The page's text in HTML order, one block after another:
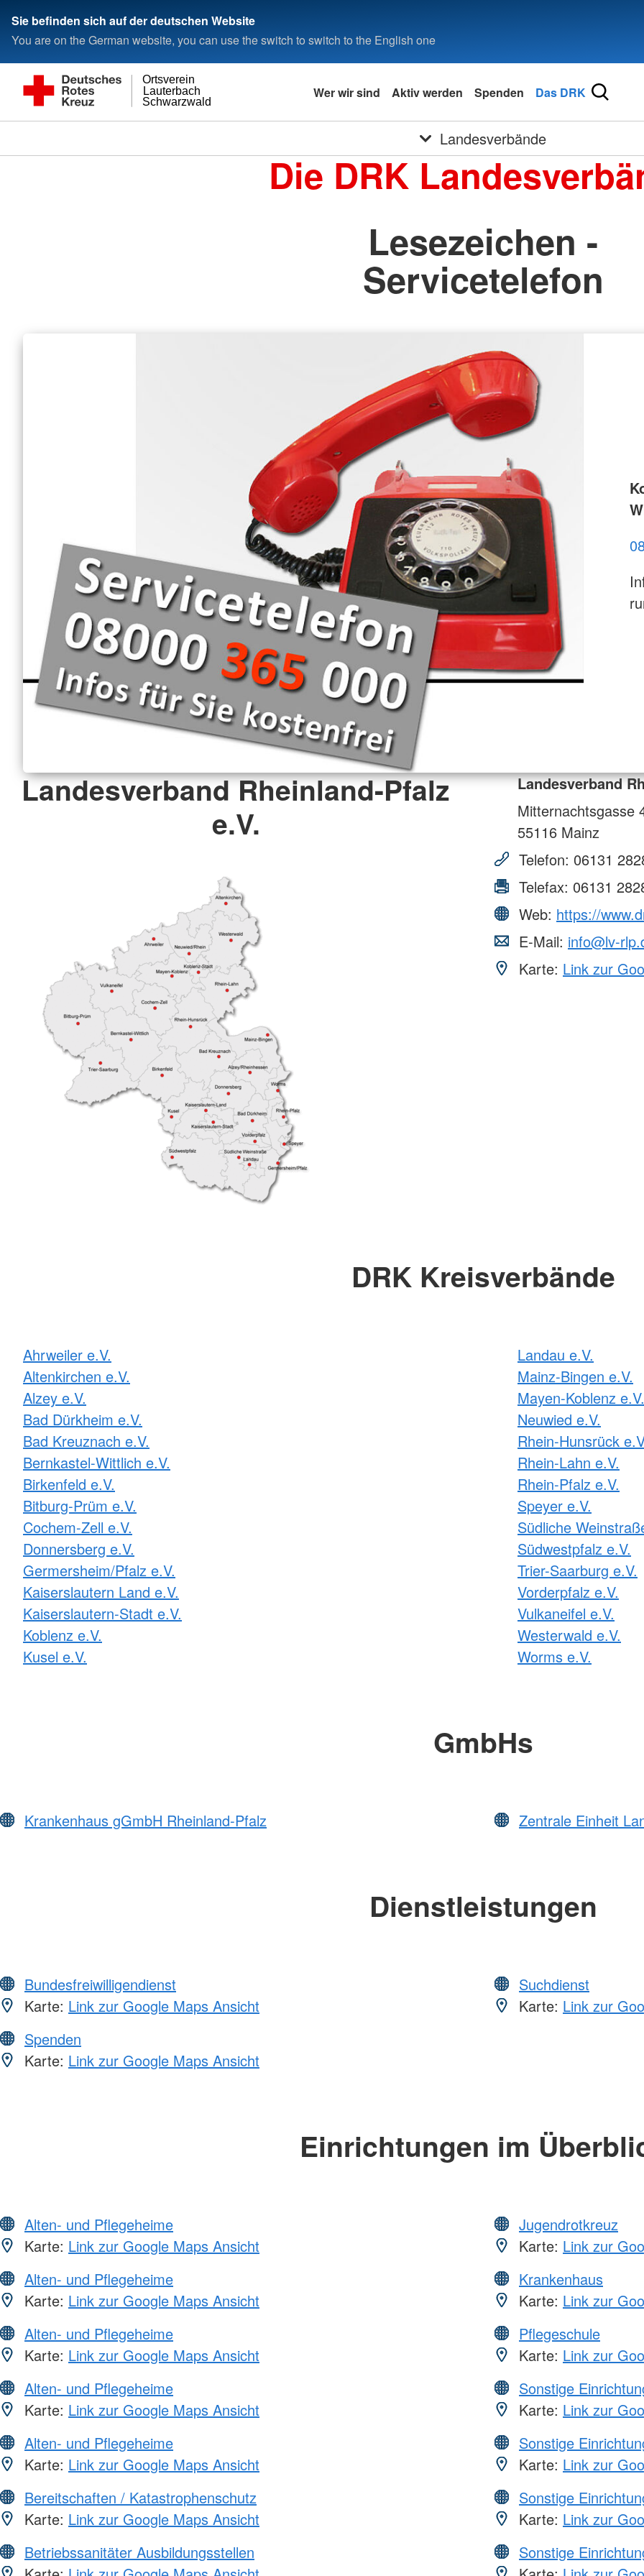
Sie befinden sich auf der deutschen Website
You are on the German website, you can use the switch to switch to the English one
Schwarzwald
Lauterbach
Ortsverein
Wer wir sind Aktiv werden Spenden Das DRK
Landesverbände
Die DRK
Lesezeichen -
Servicetelefon
Landesverband Rheinland-Pfalz
e.V.
Landesverband
Mitternachtsgasse
55116 Mainz
Telefon: 06131
Telefax: 06131
Web: https://
E-Mail: info@lv-
Karte: Link zur
DRK Kreisverbände
Ahrweiler e.V.
Altenkirchen e.V.
Alzey e.V.
Bad Dürkheim e.V.
Bad Kreuznach e.V.
Bernkastel-Wittlich e.V.
Birkenfeld e.V.
Bitburg-Prüm e.V.
Cochem-Zell e.V.
Donnersberg e.V.
Germersheim/Pfalz e.V.
Kaiserslautern Land e.V.
Kaiserslautern-Stadt e.V.
Koblenz e.V.
Kusel e.V.
Landau e.V.
Mainz-Bingen e.V.
Mayen-Koblenz e.V.
Neuwied e.V.
Rhein-Hunsrück
Rhein-Lahn e.V.
Rhein-Pfalz e.V.
Speyer e.V.
Südliche
Südwestpfalz e.V.
Trier-Saarburg e.V.
Vorderpfalz e.V.
Vulkaneifel e.V.
Westerwald e.V.
Worms e.V.
GmbHs
Krankenhaus gGmbH Rheinland-Pfalz Zentrale Einheit
Dienstleistungen
Bundesfreiwilligendienst
Karte: Link zur Google Maps Ansicht
Spenden
Karte: Link zur Google Maps Ansicht
Suchdienst
Karte: Link zur
Einrichtungen im
Alten- und Pflegeheime
Karte: Link zur Google Maps Ansicht
Alten- und Pflegeheime
Karte: Link zur Google Maps Ansicht
Alten- und Pflegeheime
Karte: Link zur Google Maps Ansicht
Alten- und Pflegeheime
Karte: Link zur Google Maps Ansicht
Alten- und Pflegeheime
Karte: Link zur Google Maps Ansicht
Bereitschaften / Katastrophenschutz
Karte: Link zur Google Maps Ansicht
Betriebssanitäter Ausbildungsstellen
Jugendrotkreuz
Karte: Link zur
Krankenhaus
Karte: Link zur
Pflegeschule
Karte: Link zur
Sonstige
Karte: Link zur
Sonstige
Karte: Link zur
Sonstige
Karte: Link zur
Sonstige